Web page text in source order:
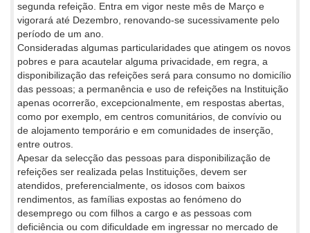
segunda refeição. Entra em vigor neste mês de Março e
vigorará até Dezembro, renovando-se sucessivamente pelo
período de um ano.
Consideradas algumas particularidades que atingem os novos
pobres e para acautelar alguma privacidade, em regra, a
disponibilização das refeições será para consumo no domicílio
das pessoas; a permanência e uso de refeições na Instituição
apenas ocorrerão, excepcionalmente, em respostas abertas,
como por exemplo, em centros comunitários, de convívio ou
de alojamento temporário e em comunidades de inserção,
entre outros.
Apesar da selecção das pessoas para disponibilização de
refeições ser realizada pelas Instituições, devem ser
atendidos, preferencialmente, os idosos com baixos
rendimentos, as famílias expostas ao fenómeno do
desemprego ou com filhos a cargo e as pessoas com
deficiência ou com dificuldade em ingressar no mercado de